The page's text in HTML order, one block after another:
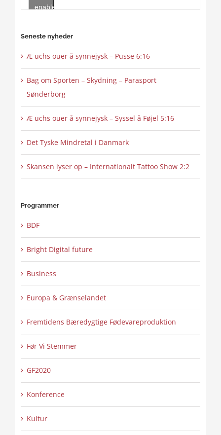
enable
Seneste nyheder
Æ uchs ouer å synnejysk – Pusse 6:16
Bag om Sporten – Skydning – Parasport
Sønderborg
Æ uchs ouer å synnejysk – Syssel å Føjel 5:16
Det Tyske Mindretal i Danmark
Skansen lyser op – Internationalt Tattoo Show 2:2
Programmer
BDF
Bright Digital future
Business
Europa & Grænselandet
Fremtidens Bæredygtige Fødevareproduktion
Før Vi Stemmer
GF2020
Konference
Kultur